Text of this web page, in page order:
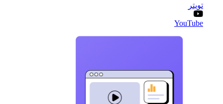
تويتر
YouTube